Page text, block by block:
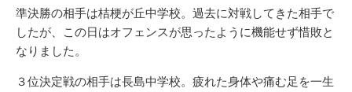
準決勝の相手は桔梗が丘中学校。過去に対戦してきた相手で
したが、この日はオフェンスが思ったように機能せず惜敗と
なりました。
３位決定戦の相手は長島中学校。疲れた身体や痛む足を一生